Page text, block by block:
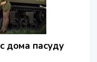
дома пасуду